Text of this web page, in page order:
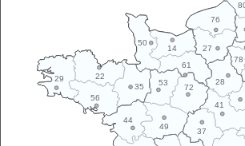
14
22
27
28
29
35
37
41
44
49
50
53
56
61
72
76
78